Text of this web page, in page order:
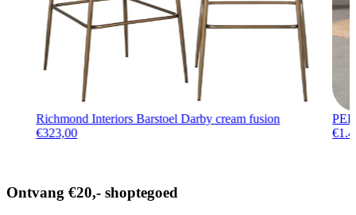
Richmond Interiors Barstoel Darby cream fusion
€323,00
€
Ontvang €20,- shoptegoed